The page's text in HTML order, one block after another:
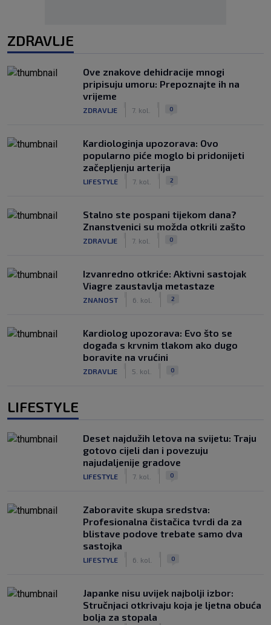
ZDRAVLJE
Ove znakove dehidracije mnogi
pripisuju umoru: Prepoznajte ih na
vrijeme
ZDRAVLJE 7. kol. 0
Kardiologinja upozorava: Ovo
popularno piće moglo bi pridonijeti
začepljenju arterija
LIFESTYLE 7. kol. 2
Stalno ste pospani tijekom dana?
Znanstvenici su možda otkrili zašto
ZDRAVLJE 7. kol. 0
Izvanredno otkriće: Aktivni sastojak
Viagre zaustavlja metastaze
ZNANOST 6. kol. 2
Kardiolog upozorava: Evo što se
događa s krvnim tlakom ako dugo
boravite na vrućini
ZDRAVLJE 5. kol. 0
LIFESTYLE
Deset najdužih letova na svijetu: Traju
gotovo cijeli dan i povezuju
najudaljenije gradove
LIFESTYLE 7. kol. 0
Zaboravite skupa sredstva:
Profesionalna čistačica tvrdi da za
blistave podove trebate samo dva
sastojka
LIFESTYLE 6. kol. 0
Japanke nisu uvijek najbolji izbor:
Stručnjaci otkrivaju koja je ljetna obuća
bolja za stopala